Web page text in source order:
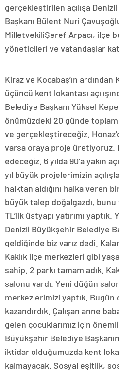
gerçekleştirilen açılışa
Başkanı Bülent Nuri
MilletvekiliŞeref Arpacı, ilçe
yöneticileri ve vatandaşlar
Kiraz ve Kocabaş’ın
üçüncü kent lokantası
Belediye Başkanı Yüksel
önümüzdeki 20 günde toplam
ve gerçekleştireceğiz.
varsa oraya proje üretiyoruz.
edeceğiz. 6 yılda 90’a yakın
yıl büyük projelerimizin
halktan aldığını halka veren
büyük talep doğalgazdı, bunu
TL’lik üstyapı yatırımı
Denizli Büyükşehir Belediye
geldiğinde biz varız dedi.
Kaklık ilçe merkezleri gibi
sahip. 2 parkı tamamladık.
salonu vardı. Yeni düğün
merkezlerimizi yaptık. Bugün
kazandırdık. Çalışan anne
gelen çocuklarımız için
Büyükşehir Belediye
iktidar olduğumuzda kent
kalmayacak. Sosyal eşitlik,